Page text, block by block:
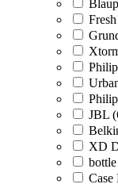
JBL
XD
Case